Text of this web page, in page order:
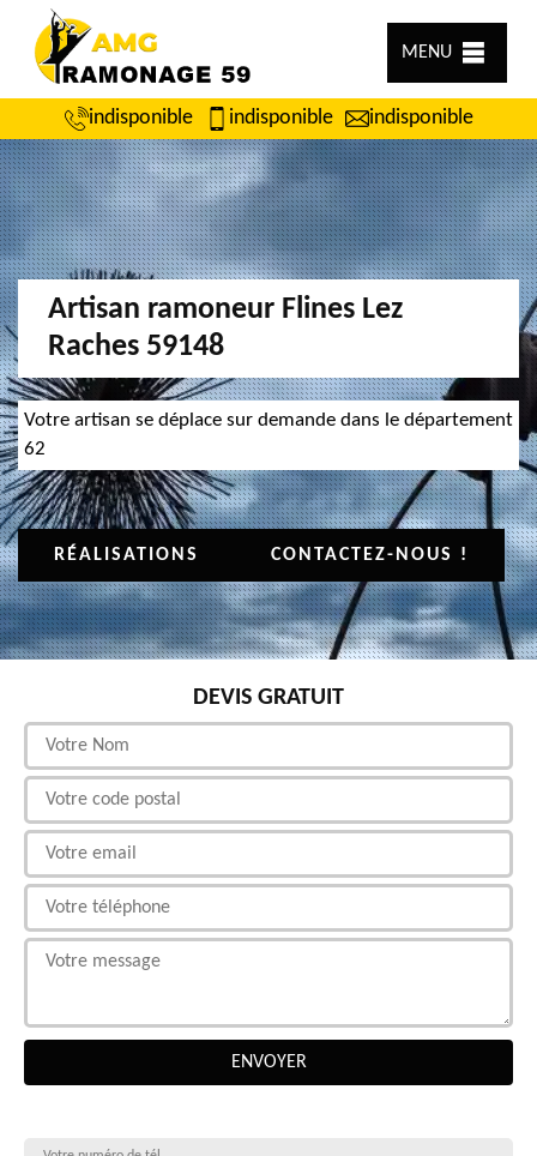
MENU
indisponible indisponible indisponible
Artisan ramoneur Flines Lez
Raches 59148
Votre artisan se déplace sur demande dans le département
62
RÉALISATIONS CONTACTEZ-NOUS !
DEVIS GRATUIT